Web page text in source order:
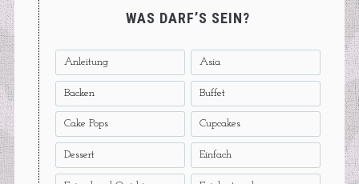
WAS DARF’S SEIN?
Anleitung Asia
Backen Buffet
Cake Pops Cupcakes
Dessert Einfach